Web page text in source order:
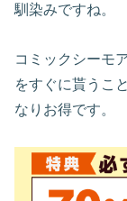
馴染みですね。
コミックシーモ
をすぐに貰うこ
なりお得です。